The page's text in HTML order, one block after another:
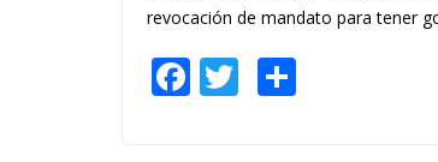
revocación de mandato para tener
F T